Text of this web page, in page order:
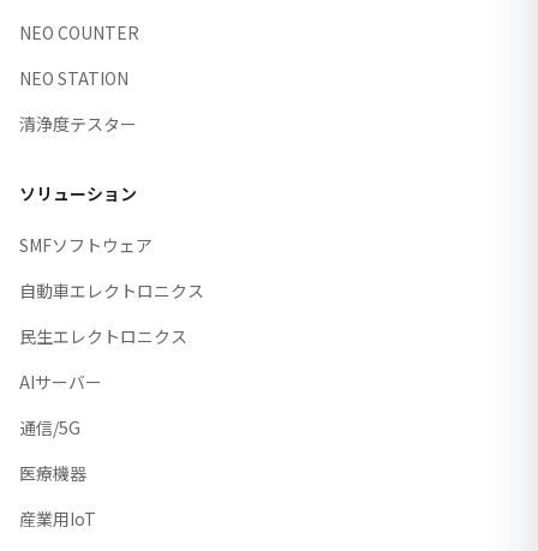
NEO COUNTER
NEO STATION
清浄度テスター
ソリューション
SMFソフトウェア
自動車エレクトロニクス
民生エレクトロニクス
AIサーバー
通信/5G
医療機器
産業用IoT